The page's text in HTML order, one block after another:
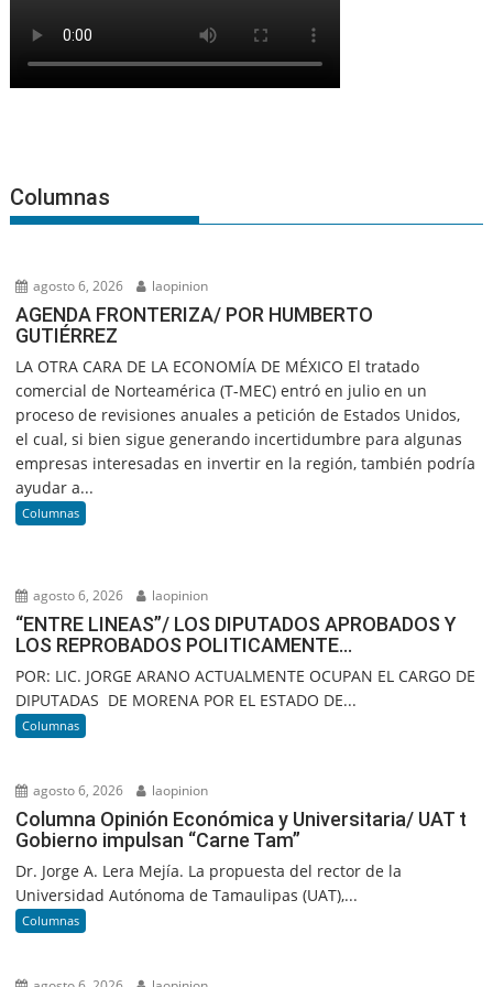
Columnas
agosto 6, 2026 laopinion
AGENDA FRONTERIZA/ POR HUMBERTO
GUTIÉRREZ
LA OTRA CARA DE LA ECONOMÍA DE MÉXICO El tratado
comercial de Norteamérica (T-MEC) entró en julio en un
proceso de revisiones anuales a petición de Estados Unidos,
el cual, si bien sigue generando incertidumbre para algunas
empresas interesadas en invertir en la región, también podría
ayudar a...
Columnas
agosto 6, 2026 laopinion
“ENTRE LINEAS”/ LOS DIPUTADOS APROBADOS Y
LOS REPROBADOS POLITICAMENTE…
POR: LIC. JORGE ARANO ACTUALMENTE OCUPAN EL CARGO DE
DIPUTADAS DE MORENA POR EL ESTADO DE...
Columnas
agosto 6, 2026 laopinion
Columna Opinión Económica y Universitaria/ UAT t
Gobierno impulsan “Carne Tam”
Dr. Jorge A. Lera Mejía. La propuesta del rector de la
Universidad Autónoma de Tamaulipas (UAT),...
Columnas